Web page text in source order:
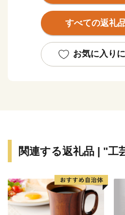
町育成牧場」内の多和平展望台
見渡せ、また、町内には多数の
標茶町で非日常を味わいません
すべての返礼
お気に入り
関連する返礼品 | "工